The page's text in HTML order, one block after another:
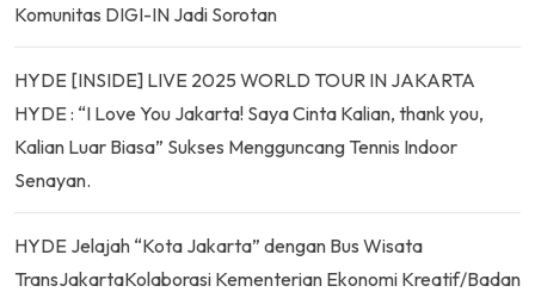
Komunitas DIGI-IN Jadi Sorotan
HYDE [INSIDE] LIVE 2025 WORLD TOUR IN JAKARTA
HYDE : “I Love You Jakarta! Saya Cinta Kalian, thank you,
Kalian Luar Biasa” Sukses Mengguncang Tennis Indoor
Senayan.
HYDE Jelajah “Kota Jakarta” dengan Bus Wisata
TransJakartaKolaborasi Kementerian Ekonomi Kreatif/Badan